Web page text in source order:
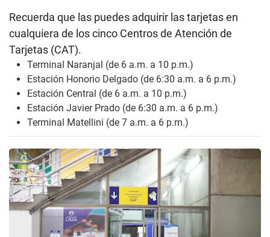
Recuerda que las puedes adquirir las tarjetas en
cualquiera de los cinco Centros de Atención de
Tarjetas (CAT).
Terminal Naranjal (de 6 a.m. a 10 p.m.)
Estación Honorio Delgado (de 6:30 a.m. a 6 p.m.)
Estación Central (de 6 a.m. a 10 p.m.)
Estación Javier Prado (de 6:30 a.m. a 6 p.m.)
Terminal Matellini (de 7 a.m. a 6 p.m.)